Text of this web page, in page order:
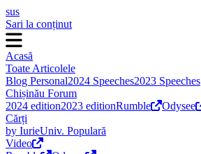
sus
Sari la conținut
Acasă
Toate Articolele
Blog Personal2024 Speeches2023 Speeches
Chișinău Forum
2024 edition2023 editionRumble
Odysee
Cărți
by IurieUniv. Populară
Video